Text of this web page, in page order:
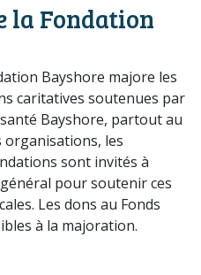
la Fondation
Bayshore majore les
caritatives soutenues par
Bayshore, partout au
organisations, les
sont invités à
pour soutenir ces
Les dons au Fonds
à la majoration.